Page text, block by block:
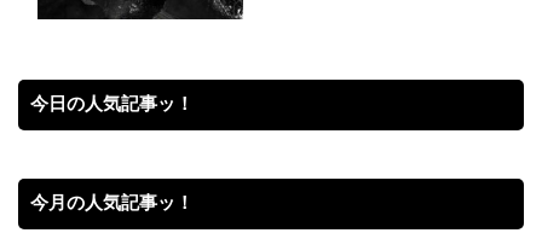
今日の人気記事ッ！
今月の人気記事ッ！